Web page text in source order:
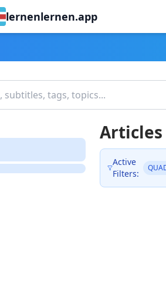
lernenlernen.app
Articles
Active
Filters: